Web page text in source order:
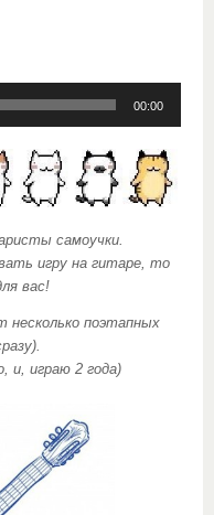
00:00
самоучки.
игру на гитаре, то
вас!
несколько поэтапных
и, играю 2 года)